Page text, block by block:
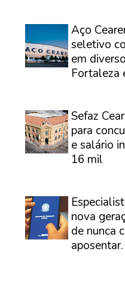
Aço
seletivo
em
Fortaleza
Sefaz
para
e salário
16 mil
nova
de nunca
aposentar.